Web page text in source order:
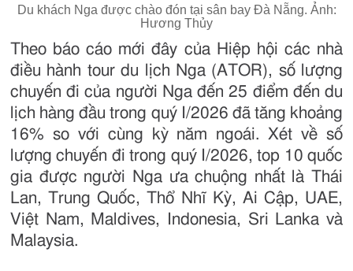
Du khách Nga được chào đón tại sân bay Đà Nẵng. Ảnh:
Hương Thủy
Theo báo cáo mới đây của Hiệp hội các nhà
điều hành tour du lịch Nga (ATOR), số lượng
chuyến đi của người Nga đến 25 điểm đến du
lịch hàng đầu trong quý I/2026 đã tăng khoảng
16% so với cùng kỳ năm ngoái. Xét về số
lượng chuyến đi trong quý I/2026, top 10 quốc
gia được người Nga ưa chuộng nhất là Thái
Lan, Trung Quốc, Thổ Nhĩ Kỳ, Ai Cập, UAE,
Việt Nam, Maldives, Indonesia, Sri Lanka và
Malaysia.